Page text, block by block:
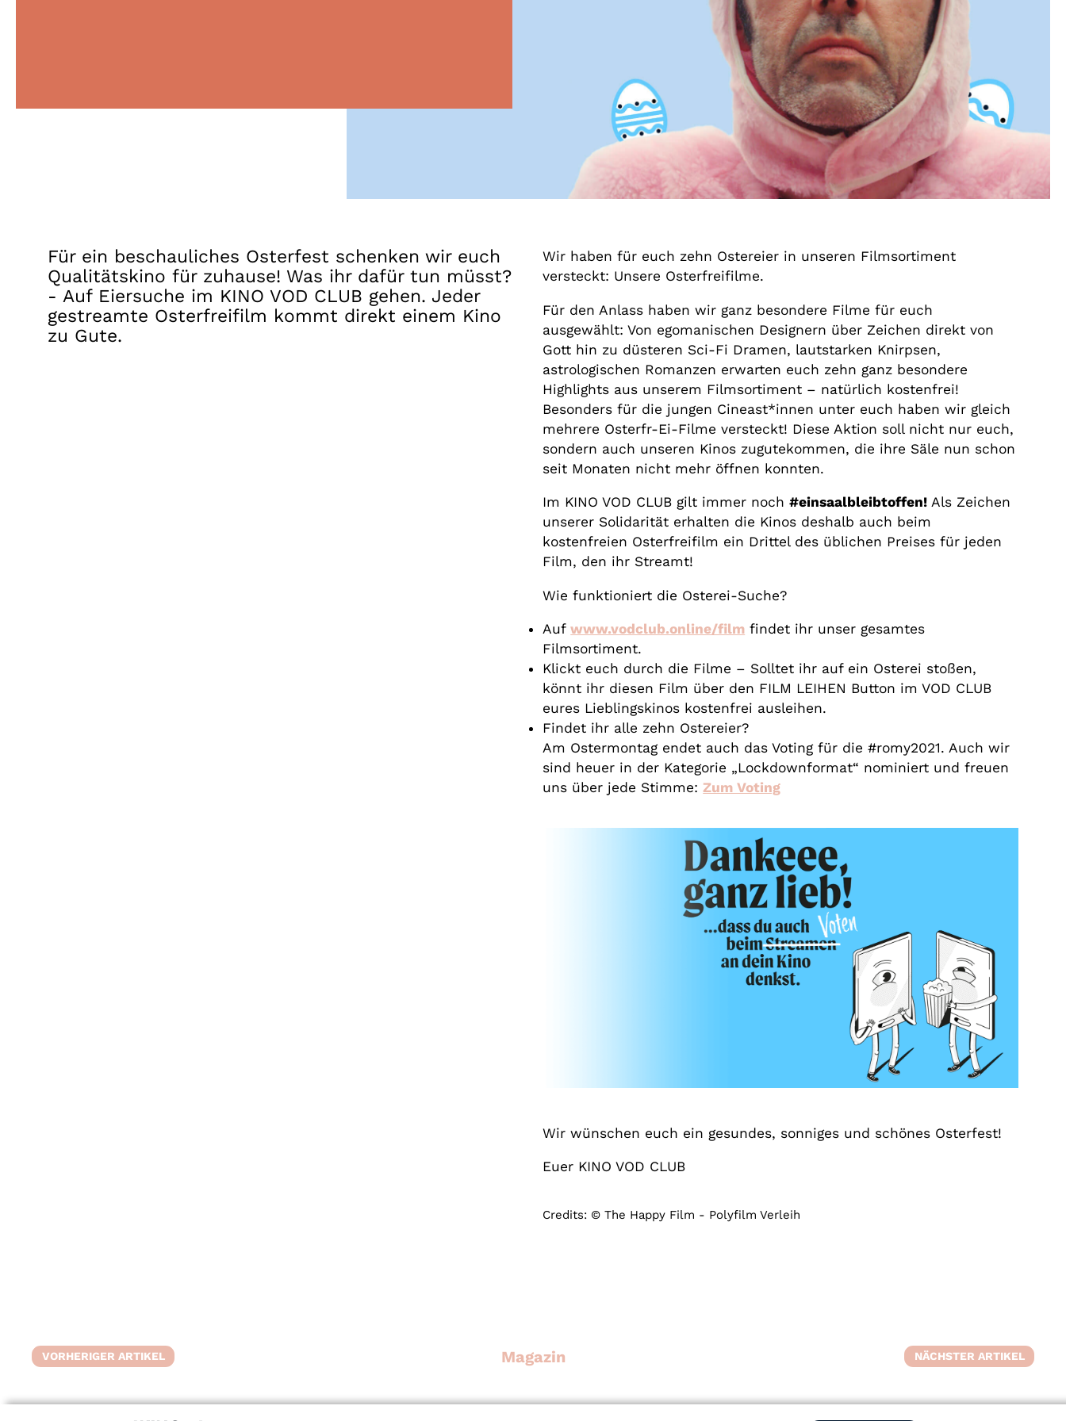
Suche
Für ein beschauliches Osterfest schenken wir euch
Qualitätskino für zuhause! Was ihr dafür tun müsst?
- Auf Eiersuche im KINO VOD CLUB gehen. Jeder
gestreamte Osterfreifilm kommt direkt einem Kino
zu Gute.
Wir haben für euch zehn Ostereier in unseren Filmsortiment
versteckt: Unsere Osterfreifilme.
Für den Anlass haben wir ganz besondere Filme für euch
ausgewählt: Von egomanischen Designern über Zeichen direkt von
Gott hin zu düsteren Sci-Fi Dramen, lautstarken Knirpsen,
astrologischen Romanzen erwarten euch zehn ganz besondere
Highlights aus unserem Filmsortiment – natürlich kostenfrei!
Besonders für die jungen Cineast*innen unter euch haben wir gleich
mehrere Osterfr-Ei-Filme versteckt! Diese Aktion soll nicht nur euch,
sondern auch unseren Kinos zugutekommen, die ihre Säle nun schon
seit Monaten nicht mehr öffnen konnten.
Im KINO VOD CLUB gilt immer noch#einsaalbleibtoffen! Als Zeichen
unserer Solidarität erhalten die Kinos deshalb auch beim
kostenfreien Osterfreifilm ein Drittel des üblichen Preises für jeden
Film, den ihr Streamt!
Wie funktioniert die Osterei-Suche?
Aufwww.vodclub.online/film findet ihr unser gesamtes
Filmsortiment.
Klickt euch durch die Filme – Solltet ihr auf ein Osterei stoßen,
könnt ihr diesen Film über den FILM LEIHEN Button im VOD CLUB
eures Lieblingskinos kostenfrei ausleihen.
Findet ihr alle zehn Ostereier?
Am Ostermontag endet auch das Voting für die #romy2021. Auch wir
sind heuer in der Kategorie „Lockdownformat“ nominiert und freuen
uns über jede Stimme:Zum Voting
Wir wünschen euch ein gesundes, sonniges und schönes Osterfest!
Euer KINO VOD CLUB
Credits: © The Happy Film - Polyfilm Verleih
VORHERIGER ARTIKEL Magazin NÄCHSTER ARTIKEL